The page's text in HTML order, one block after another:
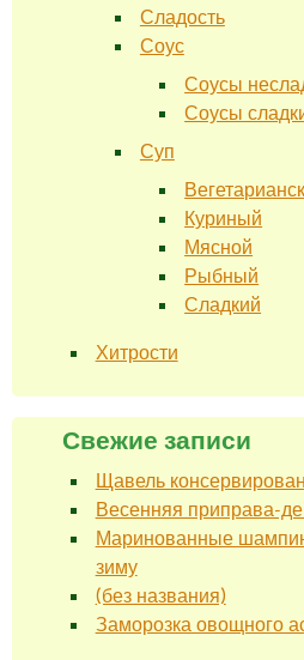
Сладость
Соус
Соусы
Соусы
Суп
Куриный
Мясной
Рыбный
Сладкий
Хитрости
Свежие записи
Щавель
Весенняя приправа-
Маринованные
зиму
(без названия)
Заморозка овощного